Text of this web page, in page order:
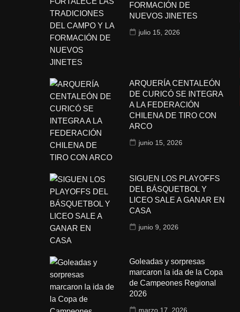
FORMACIÓN DE
NUEVOS JINETES
julio 15, 2026
ARQUERÍA CENTALEÓN
DE CURICÓ SE INTEGRA
A LA FEDERACIÓN
CHILENA DE TIRO CON
ARCO
junio 15, 2026
SIGUEN LOS PLAYOFFS
DEL BÁSQUETBOL Y
LICEO SALE A GANAR EN
CASA
junio 9, 2026
Goleadas y sorpresas
marcaron la ida de la Copa
de Campeones Regional
2026
marzo 17, 2026